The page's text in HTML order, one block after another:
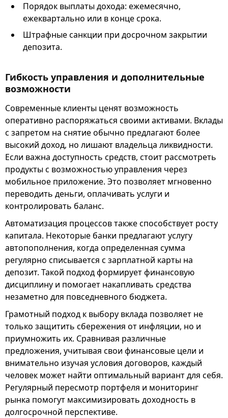
Порядок выплаты дохода: ежемесячно,
ежеквартально или в конце срока.
Штрафные санкции при досрочном закрытии
депозита.
Гибкость управления и дополнительные
возможности
Современные клиенты ценят возможность
оперативно распоряжаться своими активами. Вклады
с запретом на снятие обычно предлагают более
высокий доход, но лишают владельца ликвидности.
Если важна доступность средств, стоит рассмотреть
продукты с возможностью управления через
мобильное приложение. Это позволяет мгновенно
переводить деньги, оплачивать услуги и
контролировать баланс.
Автоматизация процессов также способствует росту
капитала. Некоторые банки предлагают услугу
автопополнения, когда определенная сумма
регулярно списывается с зарплатной карты на
депозит. Такой подход формирует финансовую
дисциплину и помогает накапливать средства
незаметно для повседневного бюджета.
Грамотный подход к выбору вклада позволяет не
только защитить сбережения от инфляции, но и
приумножить их. Сравнивая различные
предложения, учитывая свои финансовые цели и
внимательно изучая условия договоров, каждый
человек может найти оптимальный вариант для себя.
Регулярный пересмотр портфеля и мониторинг
рынка помогут максимизировать доходность в
долгосрочной перспективе.